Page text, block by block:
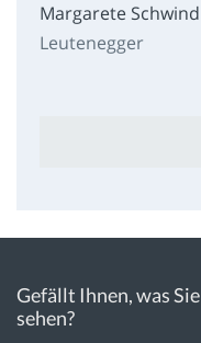
Margarete Schwind
Leutenegger
Gefällt Ihnen, was Sie
sehen?